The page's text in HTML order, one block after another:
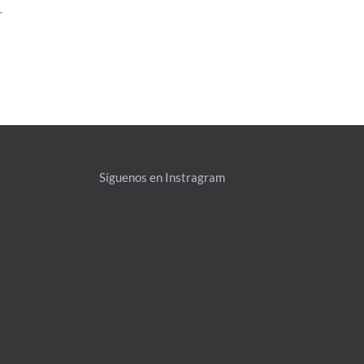
Síguenos en Instragram